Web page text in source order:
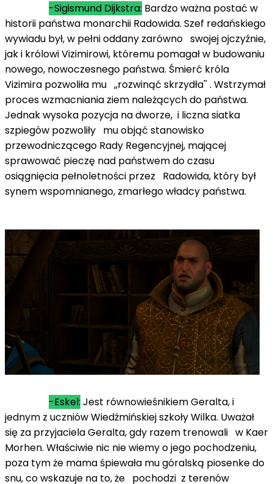
-Sigismund Dijkstra: Bardzo ważna postać w
historii państwa monarchii Radowida. Szef redańskiego
wywiadu był, w pełni oddany zarówno swojej ojczyźnie,
jak i królowi Vizimirowi, któremu pomagał w budowaniu
nowego, nowoczesnego państwa. Śmierć króla
Vizimira pozwoliła mu ,,rozwinąć skrzydła'' . Wstrzymał
proces wzmacniania ziem należących do państwa.
Jednak wysoka pozycja na dworze, i liczna siatka
szpiegów pozwoliły mu objąć stanowisko
przewodniczącego Rady Regencyjnej, mającej
sprawować pieczę nad państwem do czasu
osiągnięcia pełnoletności przez Radowida, który był
synem wspomnianego, zmarłego władcy państwa.
-Eskel: Jest równowieśnikiem Geralta, i
jednym z uczniów Wiedźmińskiej szkoły Wilka. Uważał
się za przyjaciela Geralta, gdy razem trenowali w Kaer
Morhen. Właściwie nic nie wiemy o jego pochodzeniu,
poza tym że mama śpiewała mu góralską piosenke do
snu, co wskazuje na to, że pochodzi z terenów